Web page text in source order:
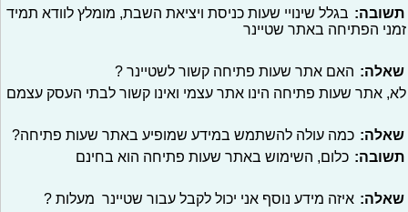
תשובה: בגלל שינויי שעות כניסת ויציאת השבת, מומלץ לוודא תמיד
זמני הפתיחה באתר שטיינר
שאלה: האם אתר שעות פתיחה קשור לשטיינר ?
לא, אתר שעות פתיחה הינו אתר עצמי ואינו קשור לבתי העסק עצמם
שאלה: כמה עולה להשתמש במידע שמופיע באתר שעות פתיחה?
תשובה: כלום, השימוש באתר שעות פתיחה הוא בחינם
שאלה: איזה מידע נוסף אני יכול לקבל עבור שטיינר מעלות ?